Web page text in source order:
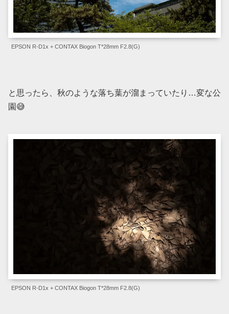
EPSON R-D1x + CONTAX Biogon T*28mm F2.8(G)
と思ったら、秋のような落ち葉が溜まっていたり…変な公
園😅
EPSON R-D1x + CONTAX Biogon T*28mm F2.8(G)